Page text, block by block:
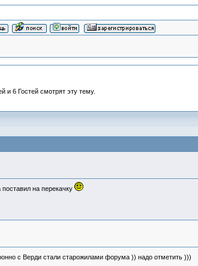
и 6 Гостей смотрят эту тему.
на перекачку
с Верди стали старожилами форума )) надо отметить )))